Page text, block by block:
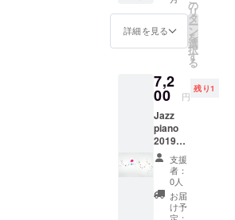
詳細を見る
の
リ
タ
ー
ン
を
選
択
す
る
7,2
00 円
残り1
Jazz
piano
2019
23×33c
m 紙に
アクリ
ル、イ
ンク
支援
者：
0人
お届
け予
定：